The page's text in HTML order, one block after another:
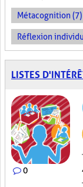
Métacognition (7)
Réflexion
LISTES
0